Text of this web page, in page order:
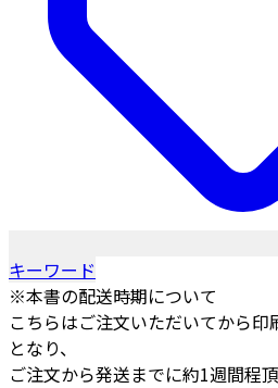
キーワード
※本書の配送時期について
こちらはご注文いただいてから
となり、
ご注文から発送までに約1週間程頂